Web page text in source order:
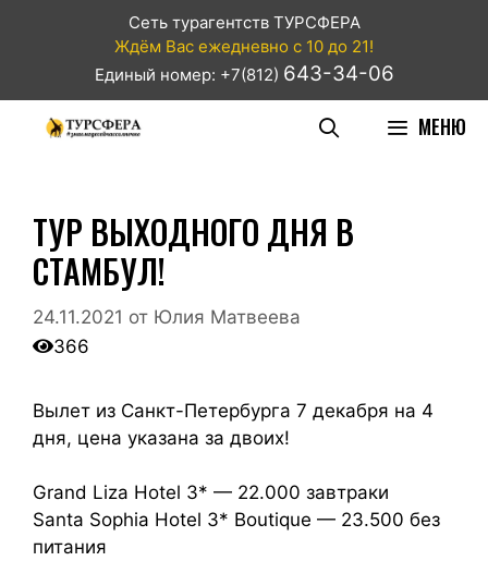
Сеть турагентств ТУРСФЕРА
Ждём Вас ежедневно с 10 до 21!
Единый номер: +7(812) 643-34-06
МЕНЮ
ТУР ВЫХОДНОГО ДНЯ В
СТАМБУЛ!
24.11.2021 от Юлия Матвеева
366
Вылет из Санкт-Петербурга 7 декабря на 4
дня, цена указана за двоих!
Grand Liza Hotel 3* — 22.000 завтраки
Santa Sophia Hotel 3* Boutique — 23.500 без
питания